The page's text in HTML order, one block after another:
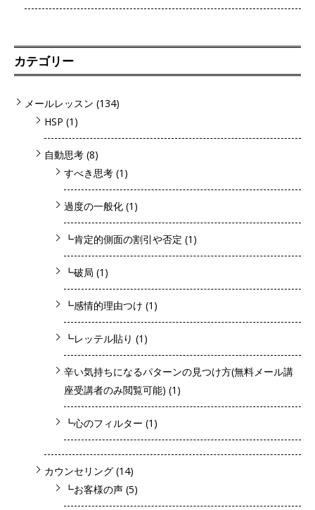
カテゴリー
メールレッスン (134)
HSP (1)
自動思考 (8)
すべき思考 (1)
過度の一般化 (1)
┗肯定的側面の割引や否定 (1)
┗破局 (1)
┗感情的理由つけ (1)
┗レッテル貼り (1)
辛い気持ちになるパターンの見つけ方(無料メール講
座受講者のみ閲覧可能) (1)
┗心のフィルター (1)
カウンセリング (14)
┗お客様の声 (5)